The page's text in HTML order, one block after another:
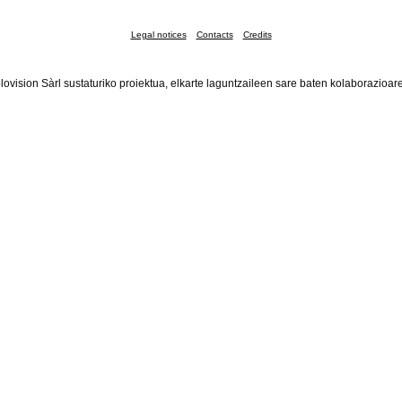
Legal notices Contacts Credits
Sàrl sustaturiko proiektua, elkarte laguntzaileen sare baten